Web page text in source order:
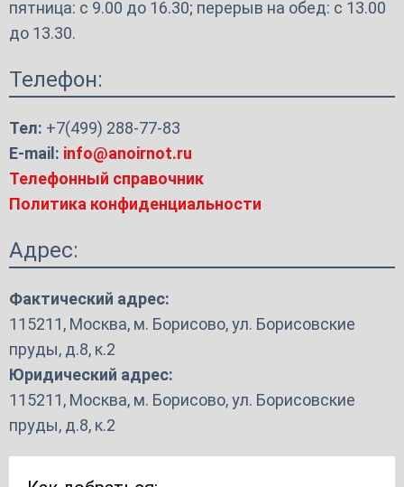
пятница: с 9.00 до 16.30; перерыв на обед: с 13.00
до 13.30.
Телефон:
Тел: +7(499) 288-77-83
E-mail: info@anoirnot.ru
Телефонный справочник
Политика конфиденциальности
Адрес:
Фактический адрес:
115211, Москва, м. Борисово, ул. Борисовские
пруды, д.8, к.2
Юридический адрес:
115211, Москва, м. Борисово, ул. Борисовские
пруды, д.8, к.2